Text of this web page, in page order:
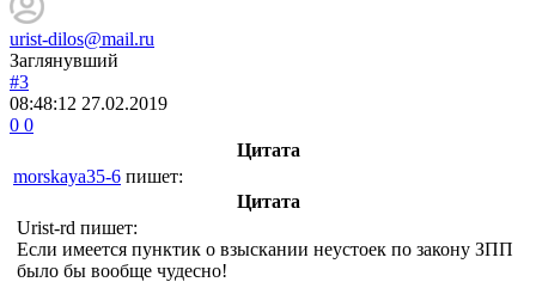
urist-dilos@mail.ru
Заглянувший
#3
08:48:12 27.02.2019
0 0
Цитата
morskaya35-6 пишет:
Цитата
Urist-rd пишет:
Если имеется пунктик о взыскании неустоек по закону ЗПП
было бы вообще чудесно!